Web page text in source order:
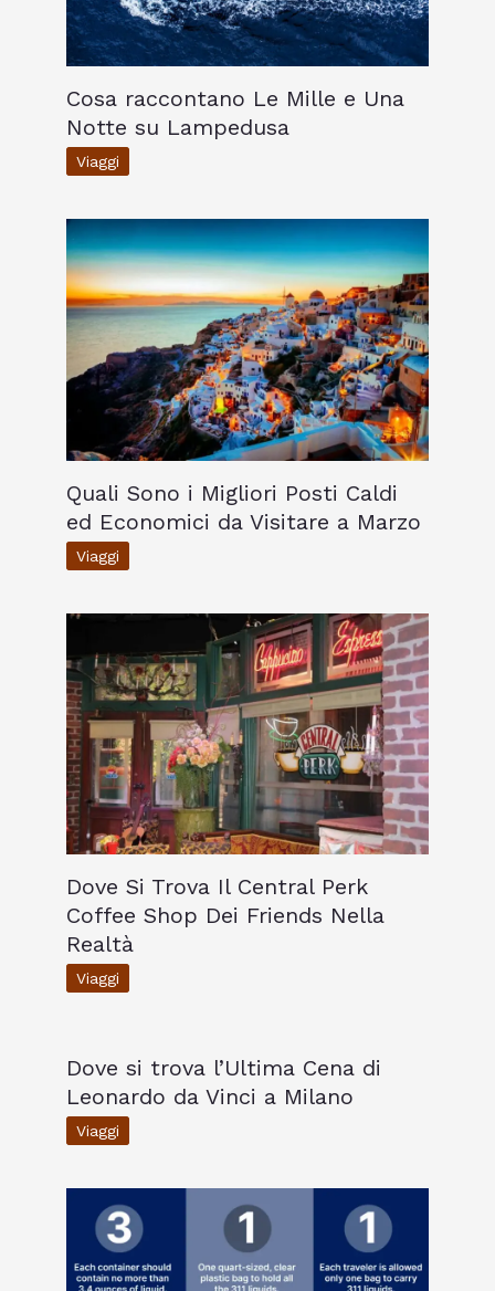
Cosa raccontano Le Mille e Una
Notte su Lampedusa
Viaggi
Quali Sono i Migliori Posti Caldi
ed Economici da Visitare a Marzo
Viaggi
Dove Si Trova Il Central Perk
Coffee Shop Dei Friends Nella
Realtà
Viaggi
Dove si trova l’Ultima Cena di
Leonardo da Vinci a Milano
Viaggi